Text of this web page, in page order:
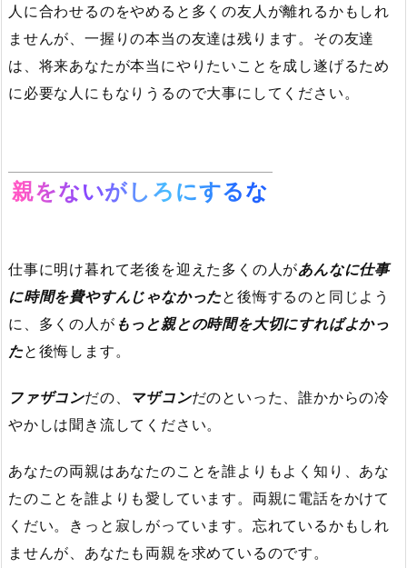
人に合わせるのをやめると多くの友人が離れるかもしれ
ませんが、一握りの本当の友達は残ります。その友達
は、将来あなたが本当にやりたいことを成し遂げるため
に必要な人にもなりうるので大事にしてください。
親をないがしろにするな
仕事に明け暮れて老後を迎えた多くの人があんなに仕事
に時間を費やすんじゃなかったと後悔するのと同じよう
に、多くの人が もっと親との時間を大切にすればよかっ
たと後悔します。
ファザコンだの、 マザコンだのといった、誰かからの冷
やかしは聞き流してください。
あなたの両親はあなたのことを誰よりもよく知り、あな
たのことを誰よりも愛しています。両親に電話をかけて
くだい。きっと寂しがっています。忘れているかもしれ
ませんが、あなたも両親を求めているのです。